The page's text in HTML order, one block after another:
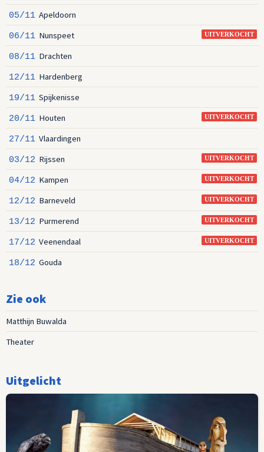
05/11 Apeldoorn
UITVERKOCHT
06/11 Nunspeet
08/11 Drachten
12/11 Hardenberg
19/11 Spijkenisse
UITVERKOCHT
20/11 Houten
27/11 Vlaardingen
UITVERKOCHT
03/12 Rijssen
UITVERKOCHT
04/12 Kampen
UITVERKOCHT
12/12 Barneveld
UITVERKOCHT
13/12 Purmerend
UITVERKOCHT
17/12 Veenendaal
18/12 Gouda
Zie ook
Matthijn Buwalda
Theater
Uitgelicht